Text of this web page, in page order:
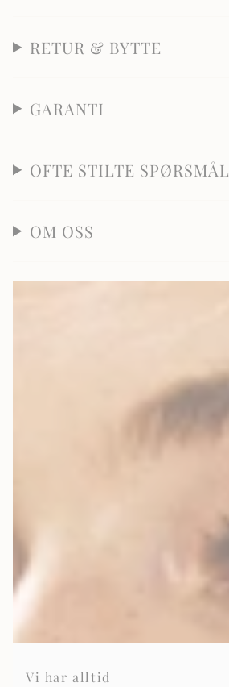
RETUR & BYTTE
GARANTI
OFTE STILTE SPØRSMÅL
OM OSS
Vi har alltid